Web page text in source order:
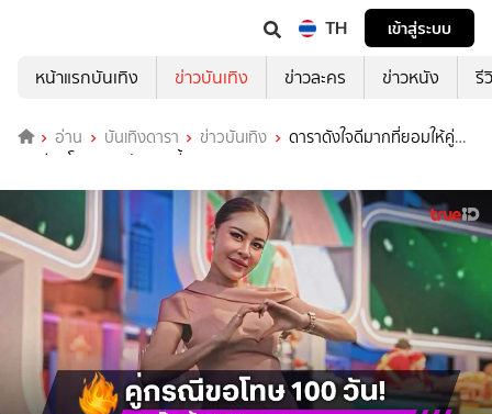
TH
เข้าสู่ระบบ
หน้าแรกบันเทิง
ข่าวบันเทิง ข่าวละคร ข่าวหนัง รี
อ่าน บันเทิงดารา ข่าวบันเทิง
ดาราดังใจดีมากที่ยอมให้คู่
กรณีขอโทษ 100 วันแบบนี้